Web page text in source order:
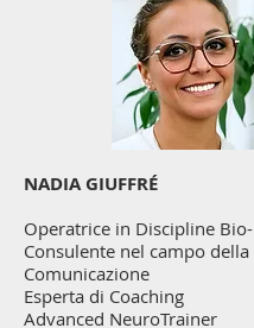
NADIA GIUFFR​É
Operatrice in Discipline
Consulente nel campo della
Comunicazione
Esperta di Coaching
Advanced NeuroTrainer